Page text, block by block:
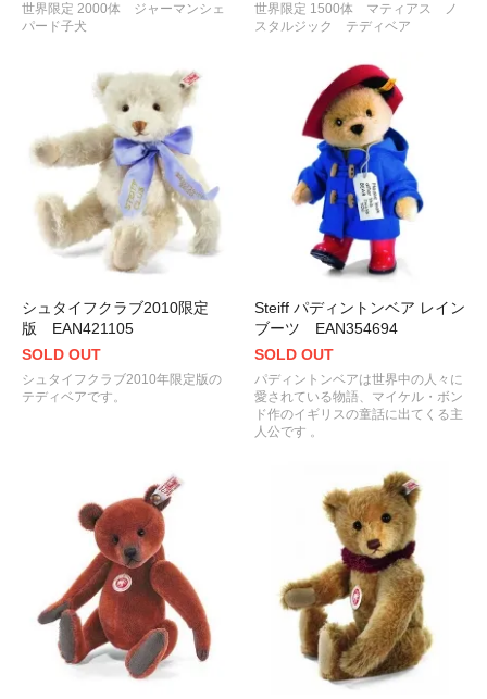
世界限定 2000体 ジャーマンシェ
パード子犬
世界限定 1500体 マティアス ノ
スタルジック テディベア
シュタイフクラブ2010限定
版 EAN421105
SOLD OUT
シュタイフクラブ2010年限定版の
テディベアです。
Steiff パディントンベア レイン
ブーツ EAN354694
SOLD OUT
パディントンベアは世界中の人々に
愛されている物語、マイケル・ボン
ド作のイギリスの童話に出てくる主
人公です 。